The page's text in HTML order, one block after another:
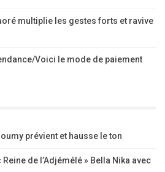
multiplie les gestes forts et ravive
Voici le mode de paiement
prévient et hausse le ton
de l’Adjémélé » Bella Nika avec